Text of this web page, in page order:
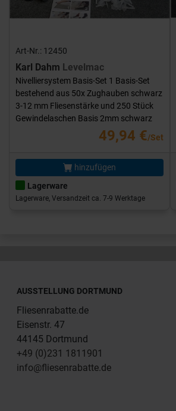
Art-Nr.: 12450
Karl Dahm Levelmac
Nivelliersystem Basis-Set 1 Basis-Set
bestehend aus 50x Zughauben schwarz
3-12 mm Fliesenstärke und 250 Stück
Gewindelaschen Basis 2mm schwarz
49,94 €/Set
hinzufügen
Lagerware
Lagerware, Versandzeit ca. 7-9 Werktage
AUSSTELLUNG DORTMUND
Fliesenrabatte.de
Eisenstr. 47
44145 Dortmund
+49 (0)231 1811901
info@fliesenrabatte.de